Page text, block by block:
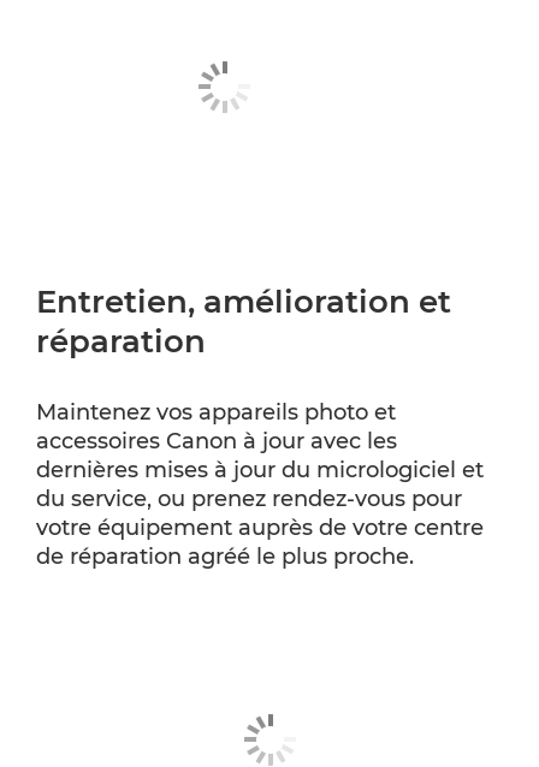
Entretien, amélioration et
réparation
Maintenez vos appareils photo et
accessoires Canon à jour avec les
dernières mises à jour du micrologiciel et
du service, ou prenez rendez-vous pour
votre équipement auprès de votre centre
de réparation agréé le plus proche.